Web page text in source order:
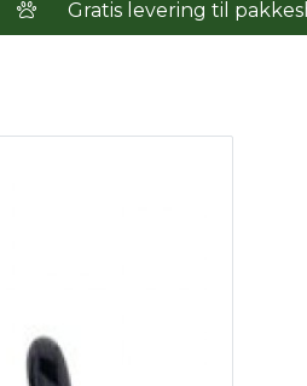
Gratis levering til